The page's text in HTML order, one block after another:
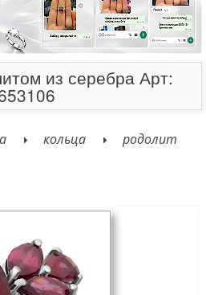
из серебра Арт:
кольца родолит